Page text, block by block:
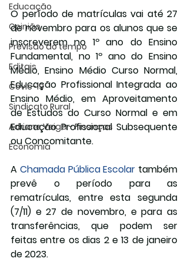
Educação
Opinião
Previsão do tempo
Editais
Covic-19
Sindicato Rural
Adriane Veiga - Finanças
Economia
O período de matrículas vai até 27
de novembro para os alunos que se
inscreverem no 1º ano do Ensino
Fundamental, no 1º ano do Ensino
Médio, Ensino Médio Curso Normal,
Educação Profissional Integrada ao
Ensino Médio, em Aproveitamento
de Estudos do Curso Normal e em
Educação Profissional Subsequente
ou Concomitante.
A Chamada Pública Escolar também
prevê o período para as
rematrículas, entre esta segunda
(7/11) e 27 de novembro, e para as
transferências, que podem ser
feitas entre os dias 2 e 13 de janeiro
de 2023.